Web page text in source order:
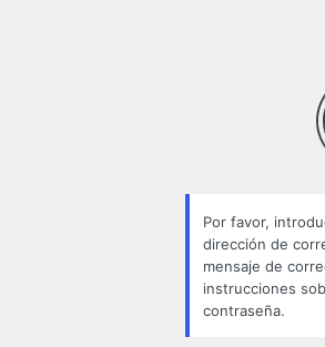
Por favor,
dirección de
mensaje de
instrucciones
contraseña.